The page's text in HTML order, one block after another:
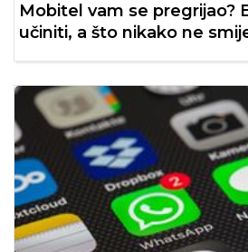
Mobitel vam se pregrijao?
učiniti, a što nikako ne